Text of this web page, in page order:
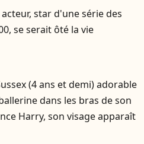
acteur, star d'une série des
se serait ôté la vie
(4 ans et demi) adorable
dans les bras de son
Harry, son visage apparaît